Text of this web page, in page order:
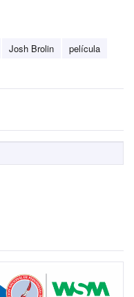
Josh Brolin
película